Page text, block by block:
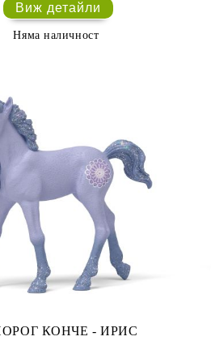
Виж детайли
Няма наличност
КОНЧЕ - ИРИС